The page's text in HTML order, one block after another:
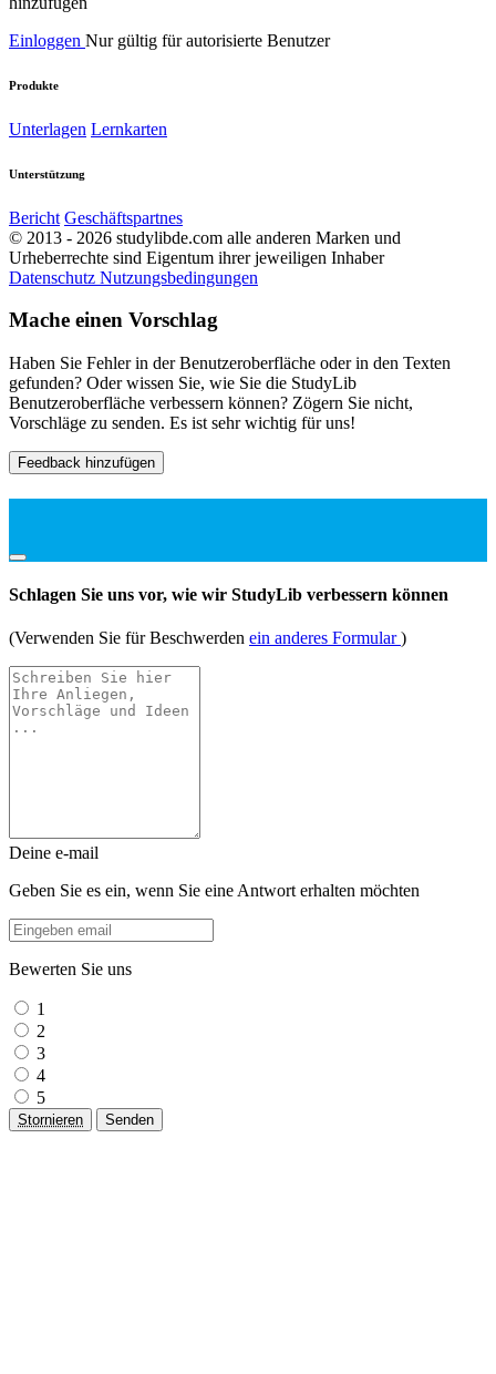
Einloggen Nur gültig für autorisierte Benutzer
Produkte
Unterlagen Lernkarten
Unterstützung
Bericht Geschäftspartnes
© 2013 - 2026 studylibde.com alle anderen Marken und
Urheberrechte sind Eigentum ihrer jeweiligen Inhaber
Datenschutz Nutzungsbedingungen
Mache einen Vorschlag
Haben Sie Fehler in der Benutzeroberfläche oder in den Texten
gefunden? Oder wissen Sie, wie Sie die StudyLib
Benutzeroberfläche verbessern können? Zögern Sie nicht,
Vorschläge zu senden. Es ist sehr wichtig für uns!
Feedback hinzufügen
Schlagen Sie uns vor, wie wir StudyLib verbessern können
(Verwenden Sie für Beschwerden ein anderes Formular)
Deine e-mail
Geben Sie es ein, wenn Sie eine Antwort erhalten möchten
Bewerten Sie uns
1
2
3
4
5
Stornieren Senden